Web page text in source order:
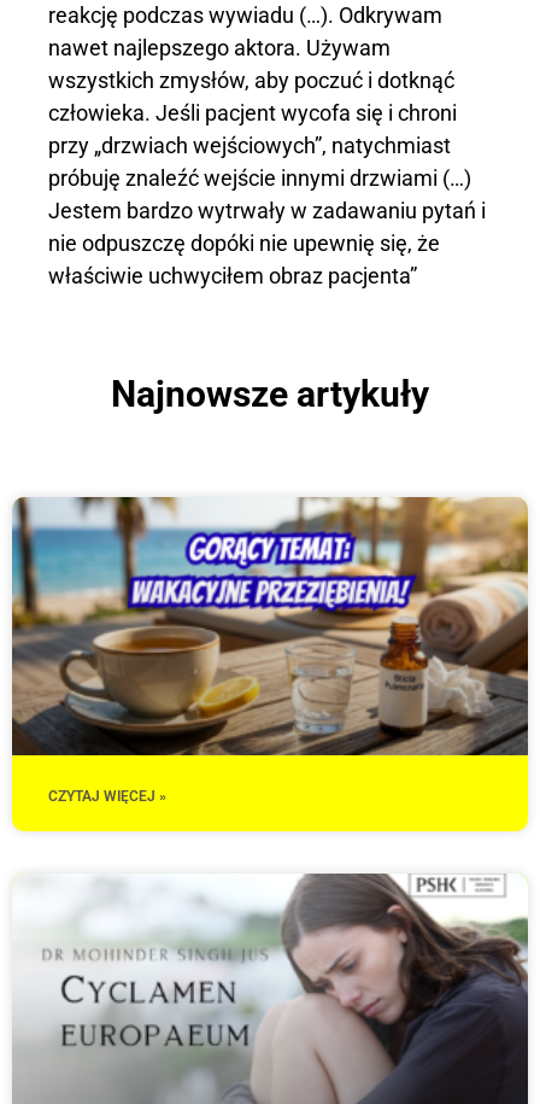
reakcję podczas wywiadu (…). Odkrywam
nawet najlepszego aktora. Używam
wszystkich zmysłów, aby poczuć i dotknąć
człowieka. Jeśli pacjent wycofa się i chroni
przy „drzwiach wejściowych”, natychmiast
próbuję znaleźć wejście innymi drzwiami (…)
Jestem bardzo wytrwały w zadawaniu pytań i
nie odpuszczę dopóki nie upewnię się, że
właściwie uchwyciłem obraz pacjenta”
Najnowsze artykuły
CZYTAJ WIĘCEJ »